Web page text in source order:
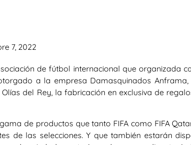
7, 2022
de fútbol internacional que organizada
a la empresa Damasquinados
del Rey, la fabricación en exclusiva de
de productos que tanto FIFA como FIFA
de las selecciones. Y que también estarán